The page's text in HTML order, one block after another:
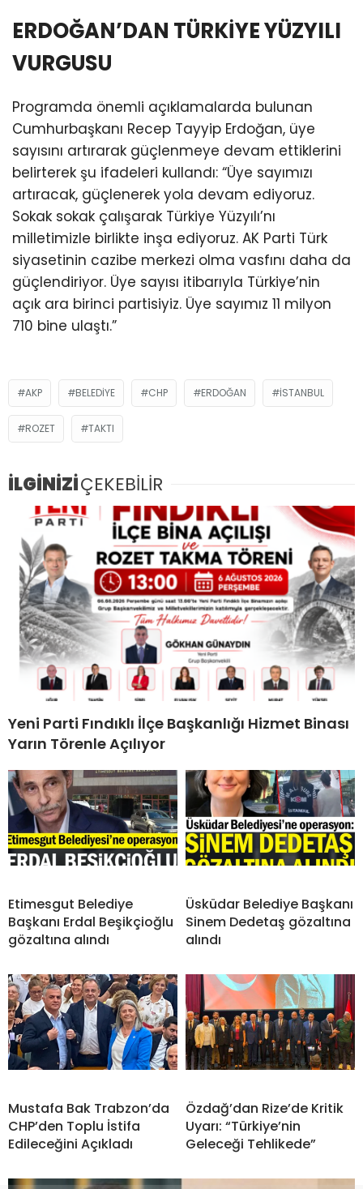
ERDOĞAN’DAN TÜRKİYE YÜZYILI
VURGUSU
Programda önemli açıklamalarda bulunan
Cumhurbaşkanı Recep Tayyip Erdoğan, üye
sayısını artırarak güçlenmeye devam ettiklerini
belirterek şu ifadeleri kullandı: “Üye sayımızı
artıracak, güçlenerek yola devam ediyoruz.
Sokak sokak çalışarak Türkiye Yüzyılı’nı
milletimizle birlikte inşa ediyoruz. AK Parti Türk
siyasetinin cazibe merkezi olma vasfını daha da
güçlendiriyor. Üye sayısı itibarıyla Türkiye’nin
açık ara birinci partisiyiz. Üye sayımız 11 milyon
710 bine ulaştı.”
AKP BELEDIYE CHP ERDOĞAN ISTANBUL
ROZET TAKTI
İLGİNİZİÇEKEBİLİR
Yeni Parti Fındıklı İlçe Başkanlığı Hizmet Binası
Yarın Törenle Açılıyor
Etimesgut Belediye
Başkanı Erdal Beşikçioğlu
gözaltına alındı
Üsküdar Belediye Başkanı
Sinem Dedetaş gözaltına
alındı
Mustafa Bak Trabzon’da
CHP’den Toplu İstifa
Edileceğini Açıkladı
Özdağ’dan Rize’de Kritik
Uyarı: “Türkiye’nin
Geleceği Tehlikede”